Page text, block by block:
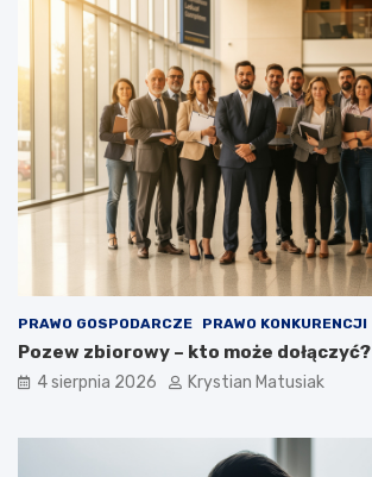
l
i
n
t
ó
w
PRAWO GOSPODARCZE PRAWO KONKURENCJI
Pozew zbiorowy – kto może dołączyć?
4 sierpnia 2026 Krystian Matusiak